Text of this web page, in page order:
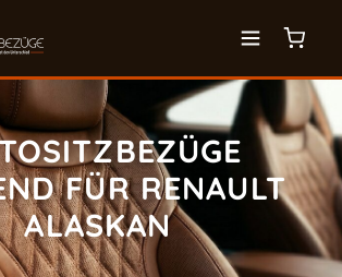
FÜR RENAULT
ALASKAN